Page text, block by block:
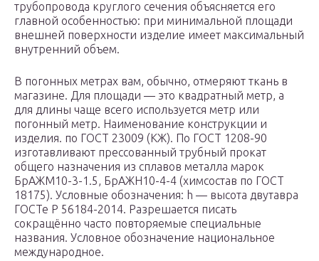
трубопровода круглого сечения объясняется его
главной особенностью: при минимальной площади
внешней поверхности изделие имеет максимальный
внутренний объем.
В погонных метрах вам, обычно, отмеряют ткань в
магазине. Для площади — это квадратный метр, а
для длины чаще всего используется метр или
погонный метр. Наименование конструкции и
изделия. по ГОСТ 23009 (КЖ). По ГОСТ 1208-90
изготавливают прессованный трубный прокат
общего назначения из сплавов металла марок
БрАЖМ10-3-1.5, БрАЖН10-4-4 (химсостав по ГОСТ
18175). Условные обозначения: h — высота двутавра
ГОСТе Р 56184-2014. Разрешается писать
сокращённо часто повторяемые специальные
названия. Условное обозначение национальное
международное.